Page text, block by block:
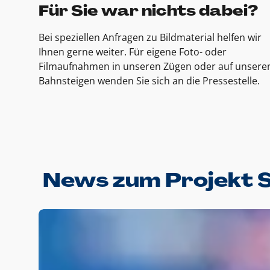
Für Sie war nichts dabei?
Bei speziellen Anfragen zu Bildmaterial helfen wir
Ihnen gerne weiter. Für eigene Foto- oder
Filmaufnahmen in unseren Zügen oder auf
Bahnsteigen wenden Sie sich an die Pressestelle.
News zum Projekt